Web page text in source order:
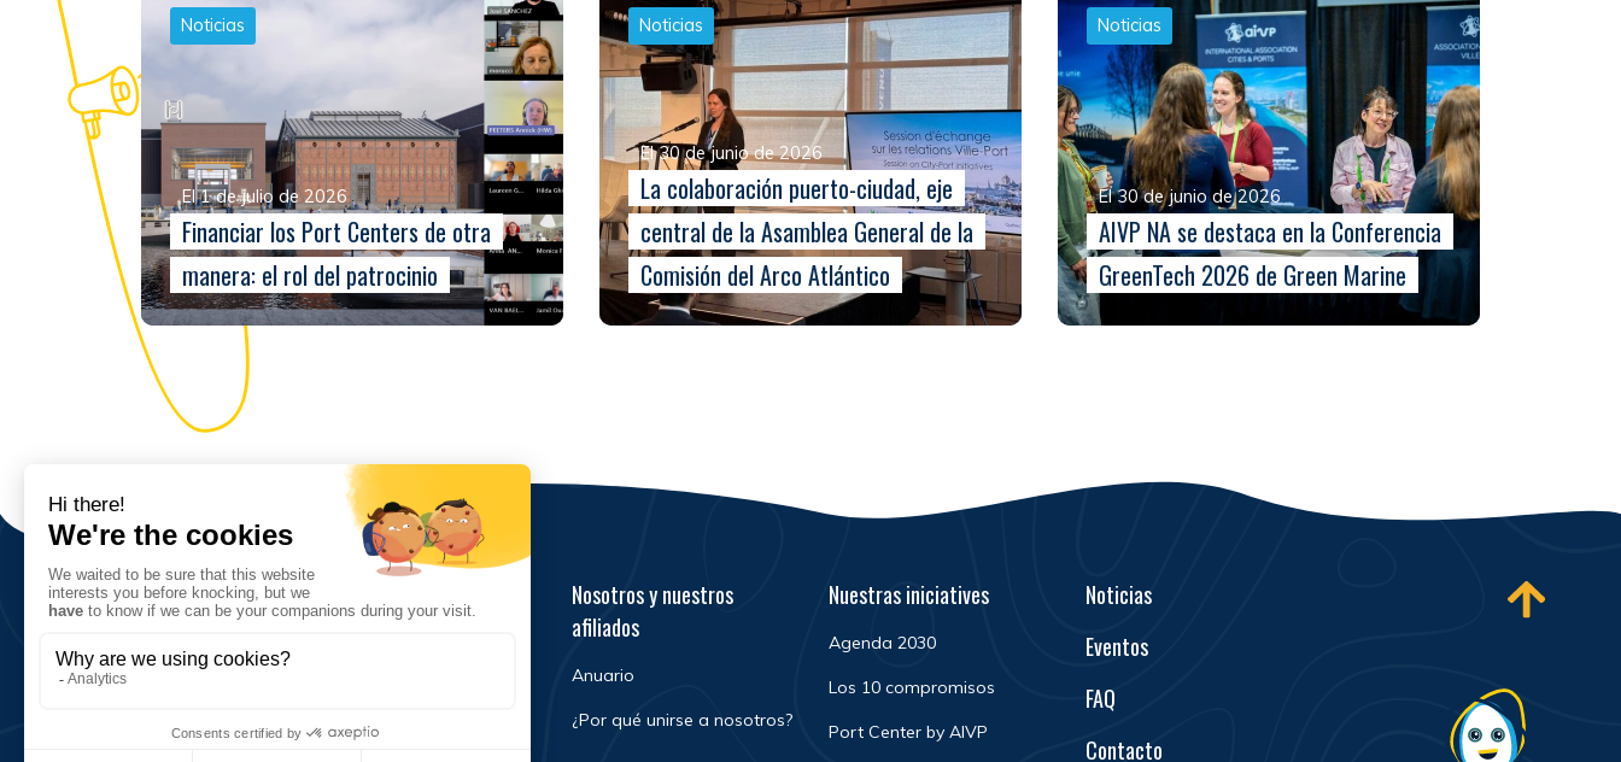
Noticias
El 1 de julio de 2026
Financiar los Port Centers de otra
manera: el rol del patrocinio
Noticias
El 30 de junio de 2026
La colaboración puerto-ciudad, eje
central de la Asamblea General de la
Comisión del Arco Atlántico
Noticias
El 30 de junio de 2026
AIVP NA se destaca en la Conferencia
GreenTech 2026 de Green Marine
5, quai de la Saône
Historia
Nosotros y nuestros
afiliados
Anuario
¿Por qué unirse a nosotros?
Nuestras iniciatives
Agenda 2030
Los 10 compromisos
Port Center by AIVP
Noticias
Eventos
FAQ
Contacto